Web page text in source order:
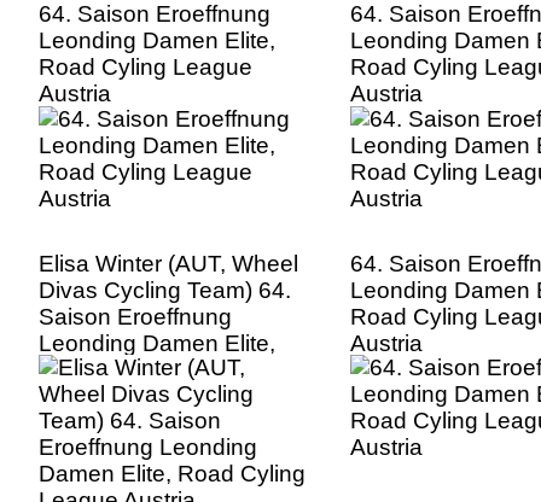
64. Saison Eroeffnung
Leonding Damen Elite,
Road Cyling League
Austria
64. Saison
Leonding Damen
Road Cyling
Austria
Elisa Winter (AUT, Wheel
Divas Cycling Team) 64.
Saison Eroeffnung
Leonding Damen Elite,
Road Cyling League
Austria
64. Saison
Leonding Damen
Road Cyling
Austria